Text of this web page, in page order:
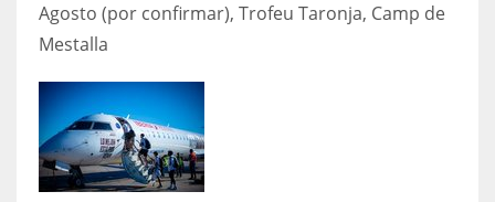
Agosto (por confirmar), Trofeu Taronja, Camp de
Mestalla